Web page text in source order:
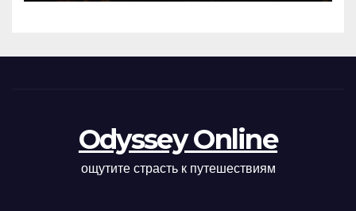
Odyssey Online
ощутите страсть к путешествиям